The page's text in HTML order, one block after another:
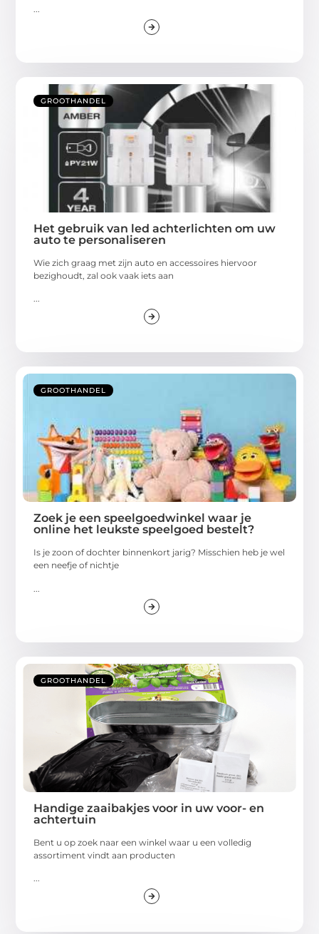
GROOTHANDEL
Het gebruik van led achterlichten om uw
auto te personaliseren
Wie zich graag met zijn auto en accessoires hiervoor
bezighoudt, zal ook vaak iets aan
...
GROOTHANDEL
Zoek je een speelgoedwinkel waar je
online het leukste speelgoed bestelt?
Is je zoon of dochter binnenkort jarig? Misschien heb je wel
een neefje of nichtje
GROOTHANDEL
Handige zaaibakjes voor in uw voor- en
achtertuin
Bent u op zoek naar een winkel waar u een volledig
assortiment vindt aan producten
...